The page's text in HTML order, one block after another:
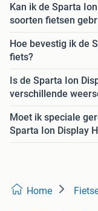
Kan ik de Sparta
soorten fietsen
Hoe bevestig ik de
fiets?
Is de Sparta Ion
verschillende
Moet ik speciale
Sparta Ion Display
Home